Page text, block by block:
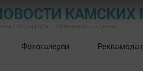
КАМСКИХ
Фотогалереи